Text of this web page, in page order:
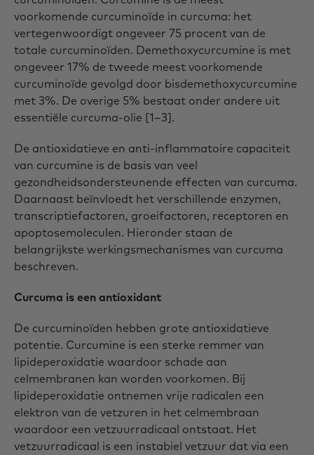
voorkomende curcuminoïde in curcuma: het
vertegenwoordigt ongeveer 75 procent van de
totale curcuminoïden. Demethoxycurcumine is met
ongeveer 17% de tweede meest voorkomende
curcuminoïde gevolgd door bisdemethoxycurcumine
met 3%. De overige 5% bestaat onder andere uit
essentiële curcuma-olie [1–3].
De antioxidatieve en anti-inflammatoire capaciteit
van curcumine is de basis van veel
gezondheidsondersteunende effecten van curcuma.
Daarnaast beïnvloedt het verschillende enzymen,
transcriptiefactoren, groeifactoren, receptoren en
apoptosemoleculen. Hieronder staan de
belangrijkste werkingsmechanismes van curcuma
beschreven.
Curcuma is een antioxidant
De curcuminoïden hebben grote antioxidatieve
potentie. Curcumine is een sterke remmer van
lipideperoxidatie waardoor schade aan
celmembranen kan worden voorkomen. Bij
lipideperoxidatie ontnemen vrije radicalen een
elektron van de vetzuren in het celmembraan
waardoor een vetzuurradicaal ontstaat. Het
vetzuurradicaal is een instabiel vetzuur dat via een